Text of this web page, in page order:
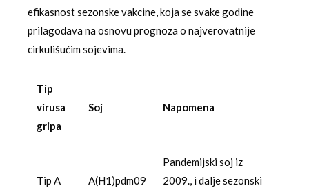
efikasnost sezonske vakcine, koja se svake godine
prilagođava na osnovu prognoza o najverovatnije
cirkulišućim sojevima.
Tip
virusa
gripa
Soj Napomena
Tip A A(H1)pdm09
Pandemijski soj iz
2009., i dalje sezonski